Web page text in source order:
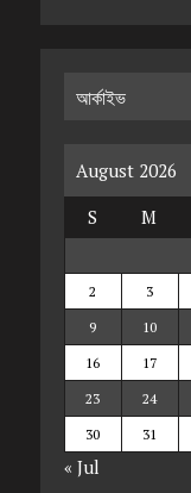
আর্কাইভ
August 2026
S
M
2
3
9
10
16
17
23
24
30
31
« Jul